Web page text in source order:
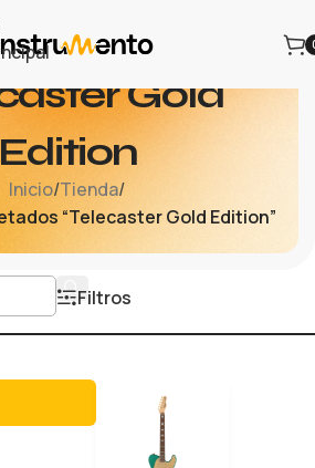
Gold
Edition
Inicio/Tienda/
“Telecaster Gold Edition”
Filtros